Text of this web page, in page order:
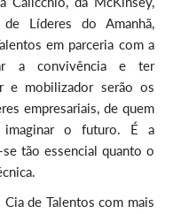
Líderes do Amanhã,
em parceria com a
a convivência e ter
e mobilizador serão os
empresariais, de quem
imaginar o futuro. É a
tão essencial quanto o
de Talentos com mais